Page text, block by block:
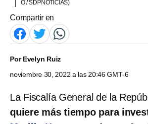
O / SDPNOTICIAS)
Compartir en
PorEvelyn Ruiz
noviembre 30, 2022 a las 20:46 GMT-6
La Fiscalía General de la
quiere más tiempo para